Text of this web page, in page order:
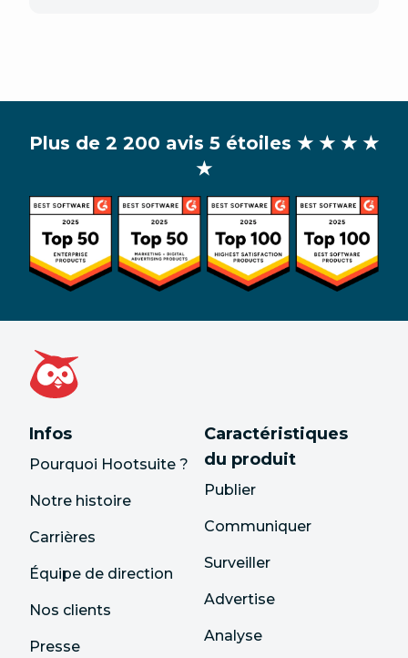
Plus de 2 200 avis 5 étoiles ★ ★ ★ ★
★
Infos
Pourquoi Hootsuite ?
Notre histoire
Carrières
Équipe de direction
Nos clients
Presse
Caractéristiques
du produit
Publier
Communiquer
Surveiller
Advertise
Analyse